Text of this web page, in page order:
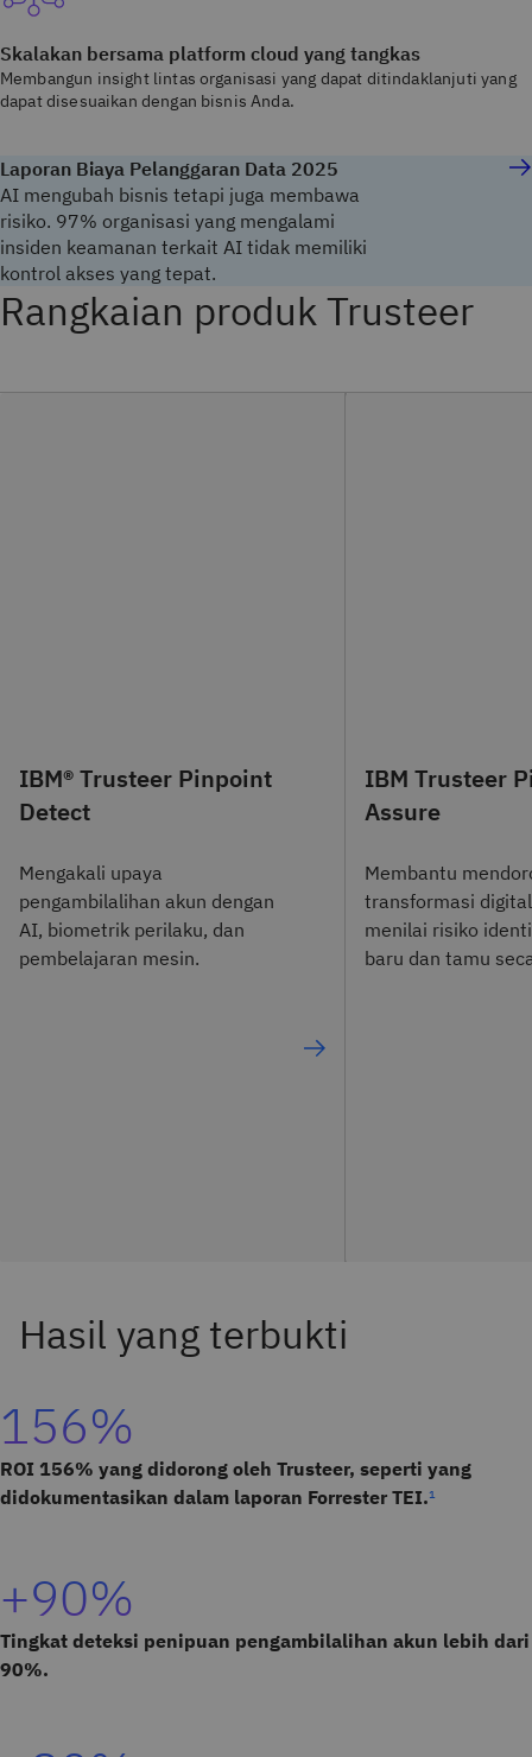
Skalakan bersama platform cloud yang tangkas
Membangun insight lintas organisasi yang dapat ditindaklanjuti yang
dapat disesuaikan dengan bisnis Anda.
Laporan Biaya Pelanggaran Data 2025
AI mengubah bisnis tetapi juga membawa
risiko. 97% organisasi yang mengalami
insiden keamanan terkait AI tidak memiliki
kontrol akses yang tepat.
Rangkaian produk Trusteer
IBM® Trusteer Pinpoint
Detect
Mengakali upaya
pengambilalihan akun dengan
AI, biometrik perilaku, dan
pembelajaran mesin.
IBM Trusteer
Assure
Membantu
transformasi
menilai risiko
baru dan tamu
156%
ROI 156% yang didorong oleh Trusteer, seperti yang
didokumentasikan dalam laporan Forrester TEI.¹
+90%
Tingkat deteksi penipuan pengambilalihan akun lebih dari
90%.